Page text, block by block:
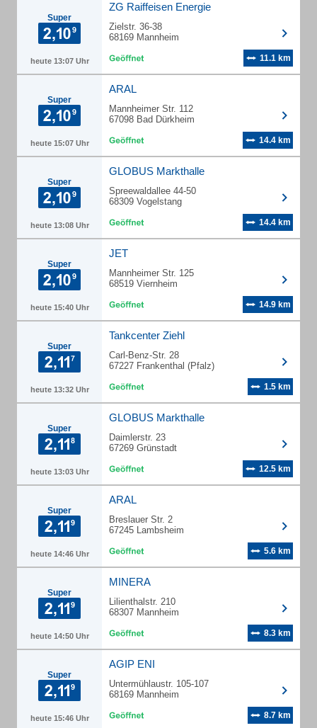
Super
heute 13:07 Uhr
ZG Raiffeisen Energie
Zielstr. 36-38
68169 Mannheim
11.1 km
Super
heute 15:07 Uhr
ARAL
Mannheimer Str. 112
67098 Bad Dürkheim
14.4 km
Super
heute 13:08 Uhr
GLOBUS Markthalle
Spreewaldallee 44-50
68309 Vogelstang
14.4 km
Super
heute 15:40 Uhr
JET
Mannheimer Str. 125
68519 Viernheim
14.9 km
Super
heute 13:32 Uhr
Tankcenter Ziehl
Carl-Benz-Str. 28
67227 Frankenthal (Pfalz)
1.5 km
Super
heute 13:03 Uhr
GLOBUS Markthalle
Daimlerstr. 23
67269 Grünstadt
12.5 km
Super
heute 14:46 Uhr
ARAL
Breslauer Str. 2
67245 Lambsheim
5.6 km
Super
heute 14:50 Uhr
MINERA
Lilienthalstr. 210
68307 Mannheim
8.3 km
Super
heute 15:46 Uhr
AGIP ENI
Untermühlaustr. 105-107
68169 Mannheim
8.7 km